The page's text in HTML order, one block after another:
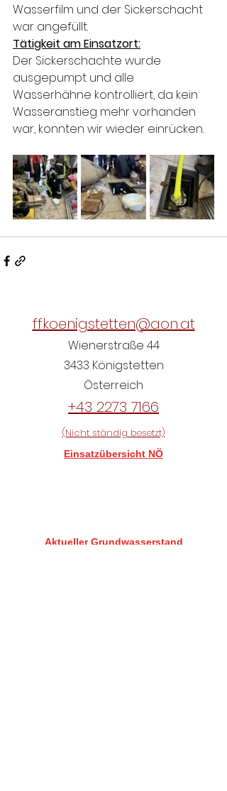
Wasserfilm und der Sickerschacht
war angefüllt.
Tätigkeit am Einsatzort:
Der Sickerschachte wurde
ausgepumpt und alle
Wasserhähne kontrolliert, da kein
Wasseranstieg mehr vorhanden
war, konnten wir wieder einrücken.
ffkoenigstetten@aon.at
Wienerstraße 44
3433 Königstetten
Österreich
+43 2273 7166
(Nicht ständig besetzt)
Einsatzübersicht NÖ
Aktueller Grundwasserstand